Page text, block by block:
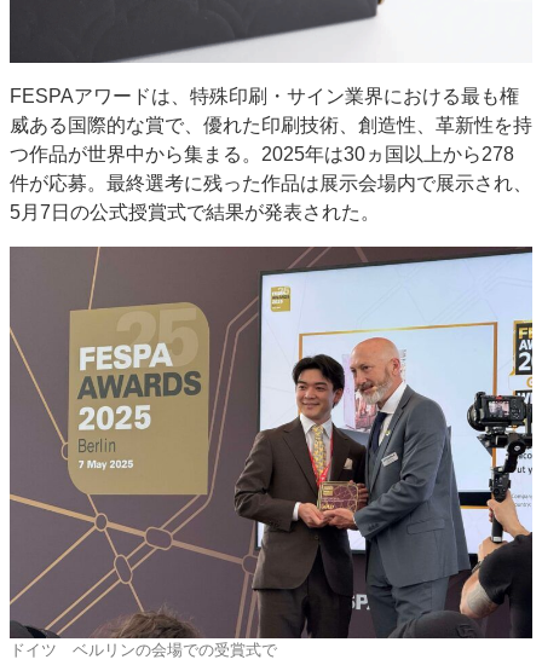
FESPAアワードは、特殊印刷・サイン業界における最も権
威ある国際的な賞で、優れた印刷技術、創造性、革新性を持
つ作品が世界中から集まる。2025年は30ヵ国以上から278
件が応募。最終選考に残った作品は展示会場内で展示され、
5月7日の公式授賞式で結果が発表された。
ドイツ ベルリンの会場での受賞式で